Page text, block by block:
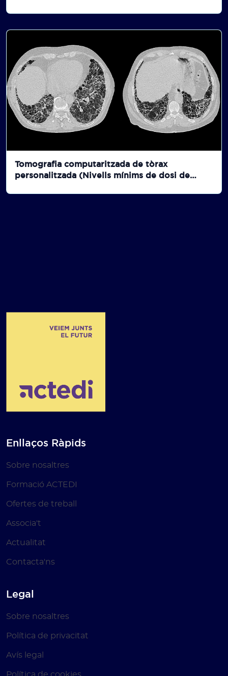
Tomografia computaritzada de tòrax
personalitzada (Nivells mínims de dosi de
Enllaços Ràpids
Sobre nosaltres
Formació ACTEDI
Ofertes de treball
Associa't
Actualitat
Contacta'ns
Legal
Sobre nosaltres
Política de privacitat
Avís legal